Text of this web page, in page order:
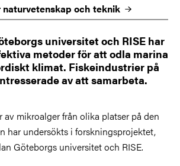
och teknik
universitet och RISE har
metoder för att odla marina
klimat. Fiskeindustrier på
av att samarbeta.
av mikroalger från olika platser på den
har undersökts i forskningsprojektet,
Göteborgs universitet och RISE.